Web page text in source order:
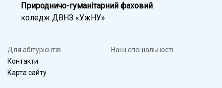
Природничо-гуманітарний фаховий
коледж ДВНЗ «УжНУ»
Для абітурієнтів
Контакти
Карта сайту
Наші спеціальності